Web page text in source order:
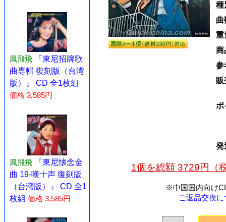
鳳飛飛
『東尼招牌歌
曲専輯 復刻版（台湾
版）』 CD 全1枚組
価格 3,585円
鳳飛飛
『東尼懐念金
曲 19-嘆十声 復刻版
（台湾版）』 CD 全1
枚組 価格 3,585円
種
曲
重
商
参
販
ポ
発
1個を総額 3729円（
※中国国内向け
ご返品交換